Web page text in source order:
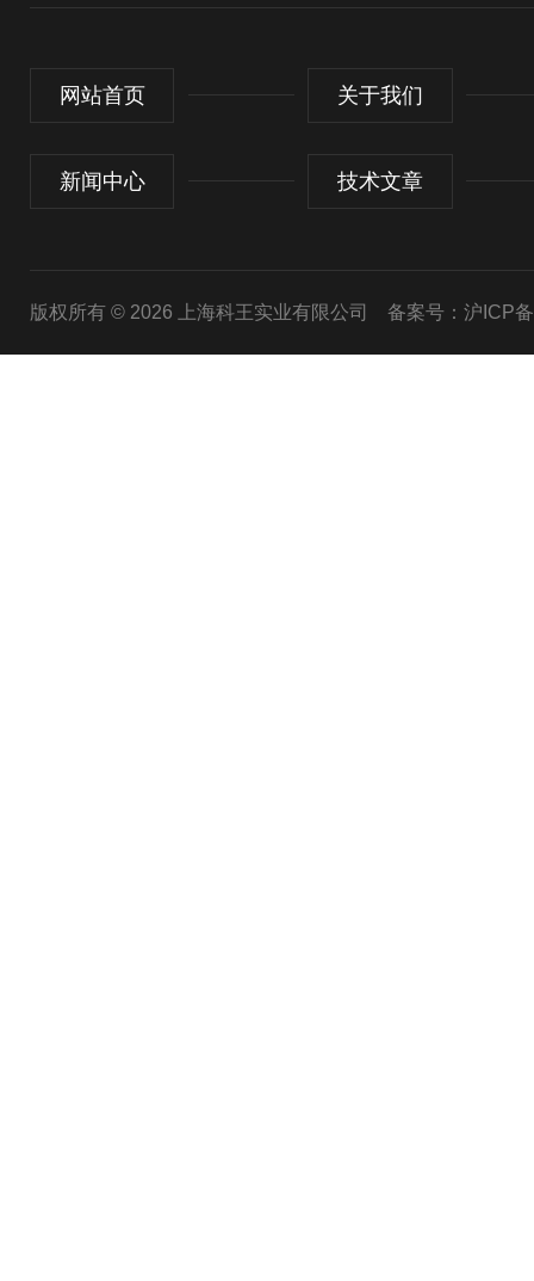
网站首页 关于我们
新闻中心 技术文章
版权所有 © 2026 上海科王实业有限公司 备案号：沪ICP